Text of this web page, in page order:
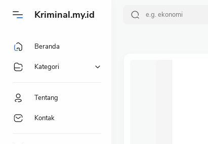
Kriminal.my.id
Beranda
Kategori
Tentang
Kontak